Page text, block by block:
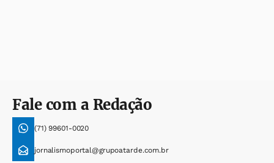
Fale com a Redação
(71) 99601-0020
jornalismoportal@grupoatarde.com.br